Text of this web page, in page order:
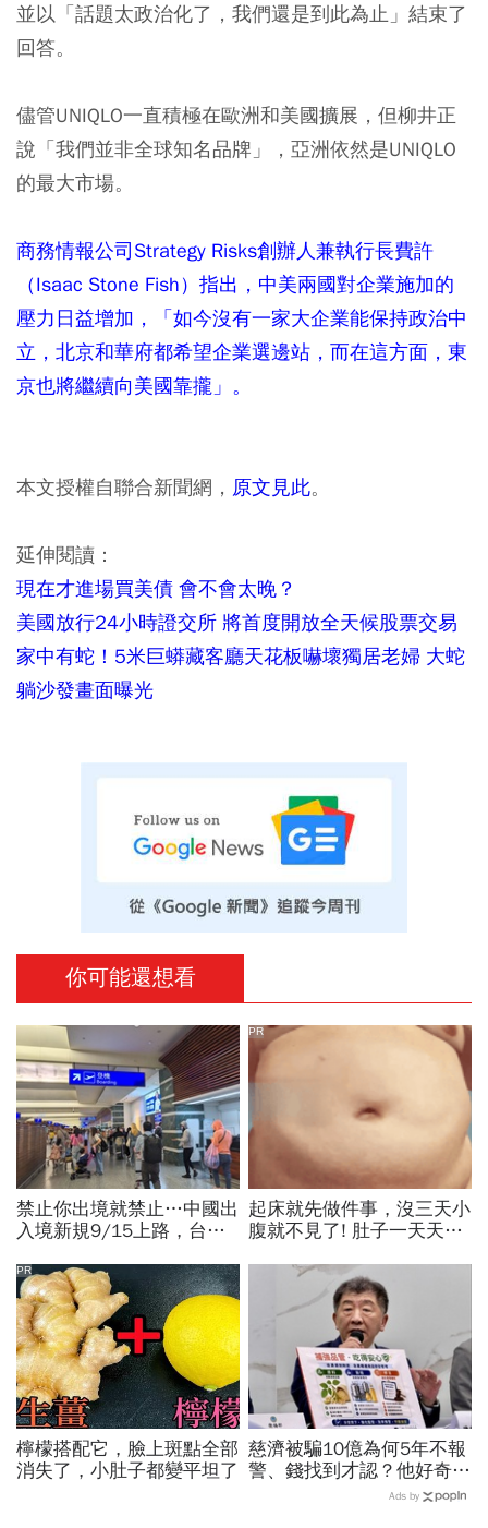
並以「話題太政治化了，我們還是到此為止」結束了
回答。
儘管UNIQLO一直積極在歐洲和美國擴展，但柳井正
說「我們並非全球知名品牌」，亞洲依然是UNIQLO
的最大市場。
商務情報公司Strategy Risks創辦人兼執行長費許
（Isaac Stone Fish）指出，中美兩國對企業施加的
壓力日益增加，「如今沒有一家大企業能保持政治中
立，北京和華府都希望企業選邊站，而在這方面，東
京也將繼續向美國靠攏」。
本文授權自聯合新聞網， 原文見此。
延伸閱讀：
現在才進場買美債 會不會太晚？
美國放行24小時證交所 將首度開放全天候股票交易
家中有蛇！5米巨蟒藏客廳天花板嚇壞獨居老婦 大蛇
躺沙發畫面曝光
你可能還想看
禁止你出境就禁止…中國出
入境新規9/15上路，台灣
職業特別注意：前例在這
起床就先做件事，沒三天小
腹就不見了! 肚子一天天變
PR
檸檬搭配它，臉上斑點全部
消失了，小肚子都變平坦了
PR
慈濟被騙10億為何5年不報
警、錢找到才認？他好奇：
當年財報怎麼編…陳時中背
Ads by